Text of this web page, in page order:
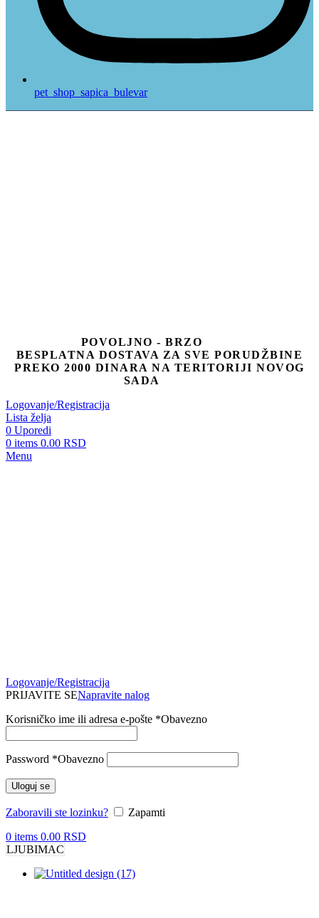
pet_shop_sapica_bulevar
POVOLJNO - BRZO
BESPLATNA DOSTAVA ZA SVE PORUDŽBINE
PREKO 2000 DINARA NA TERITORIJI NOVOG
SADA
Logovanje/Registracija
Lista želja
0 Uporedi
0 items 0.00 RSD
Menu
Logovanje/Registracija
PRIJAVITE SENapravite nalog
Korisničko ime ili adresa e-pošte *Obavezno
Password *Obavezno
Uloguj se
Zaboravili ste lozinku?
Zapamti
0 items 0.00 RSD
LJUBIMAC